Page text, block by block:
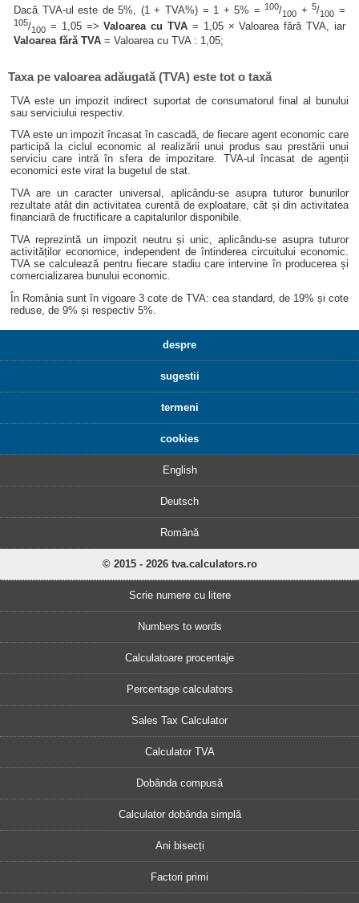
Dacă TVA-ul este de 5%, (1 + TVA%) = 1 + 5% =100/100 +5/100 =
105/100 = 1,05 =>Valoarea cu TVA = 1,05 × Valoarea fără TVA, iar
Valoarea fără TVA = Valoarea cu TVA : 1,05;
Taxa pe valoarea adăugată (TVA) este tot o taxă
TVA este un impozit indirect suportat de consumatorul final al bunului
sau serviciului respectiv.
TVA este un impozit încasat în cascadă, de fiecare agent economic care
participă la ciclul economic al realizării unui produs sau prestării unui
serviciu care intră în sfera de impozitare. TVA-ul încasat de agenții
economici este virat la bugetul de stat.
TVA are un caracter universal, aplicându-se asupra tuturor bunurilor
rezultate atât din activitatea curentă de exploatare, cât și din activitatea
financiară de fructificare a capitalurilor disponibile.
TVA reprezintă un impozit neutru și unic, aplicându-se asupra tuturor
activităților economice, independent de întinderea circuitului economic.
TVA se calculează pentru fiecare stadiu care intervine în producerea și
comercializarea bunului economic.
În România sunt în vigoare 3 cote de TVA: cea standard, de 19% și cote
reduse, de 9% și respectiv 5%.
despre
sugestii
termeni
cookies
English
Deutsch
Română
© 2015 - 2026 tva.calculators.ro
Scrie numere cu litere
Numbers to words
Calculatoare procentaje
Percentage calculators
Sales Tax Calculator
Calculator TVA
Dobânda compusă
Calculator dobânda simplă
Ani bisecți
Factori primi